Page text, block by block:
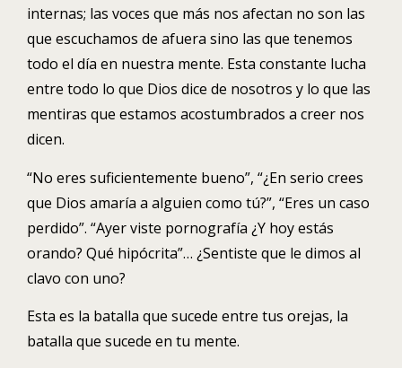
internas; las voces que más nos afectan no son las
que escuchamos de afuera sino las que tenemos
todo el día en nuestra mente. Esta constante lucha
entre todo lo que Dios dice de nosotros y lo que las
mentiras que estamos acostumbrados a creer nos
dicen.
“No eres suficientemente bueno”, “¿En serio crees
que Dios amaría a alguien como tú?”, “Eres un caso
perdido”. “Ayer viste pornografía ¿Y hoy estás
orando? Qué hipócrita”… ¿Sentiste que le dimos al
clavo con uno?
Esta es la batalla que sucede entre tus orejas, la
batalla que sucede en tu mente.